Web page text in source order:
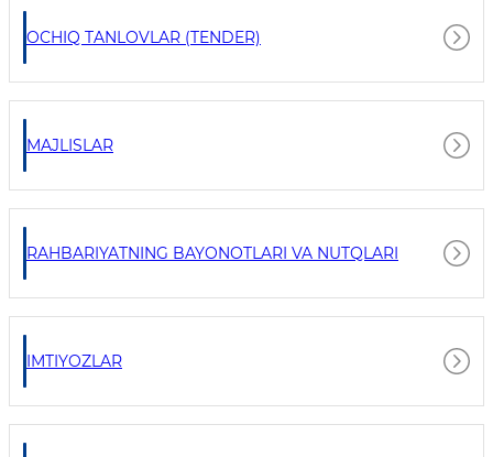
OCHIQ TANLOVLAR (TENDER)
MAJLISLAR
RAHBARIYATNING BAYONOTLARI VA NUTQLARI
IMTIYOZLAR